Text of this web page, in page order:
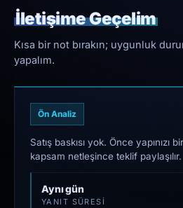
İletişime Geçelim
Kısa bir not bırakın; uygunluk
yapalım.
Ön Analiz
Satış baskısı yok. Önce yapınızı
kapsam netleşince teklif paylaşılır.
Aynı gün
YANIT SÜRESI